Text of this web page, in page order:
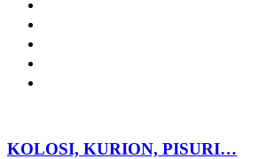
KOLOSI, KURION, PISURI…